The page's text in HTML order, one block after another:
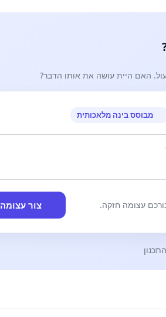
האם היית עושה את אותו הדבר?
מבוסס בינה מלאכותית
עצומה חזקה. צור עצומה